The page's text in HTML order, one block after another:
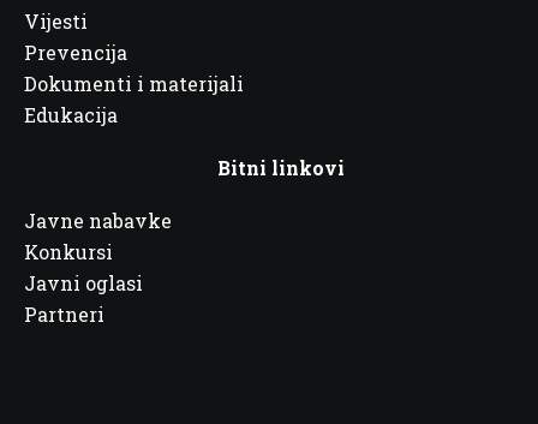
Vijesti
Prevencija
Dokumenti i materijali
Edukacija
Bitni linkovi
Javne nabavke
Konkursi
Javni oglasi
Partneri